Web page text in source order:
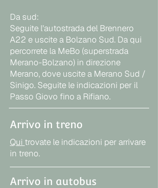
Da sud:
Seguite l’autostrada del Brennero
A22 e uscite a Bolzano Sud. Da qui
percorrete la MeBo (superstrada
Merano-Bolzano) in direzione
Merano, dove uscite a Merano Sud /
Sinigo. Seguite le indicazioni per il
Passo Giovo fino a Rifiano.
Arrivo in treno
Qui trovate le indicazioni per arrivare
in treno.
Arrivo in autobus